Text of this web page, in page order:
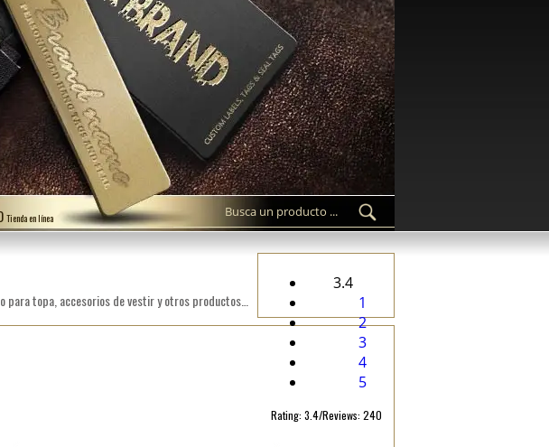
Tienda en línea
3.4
1
2
3
4
5
Rating: 3.4/Reviews: 240